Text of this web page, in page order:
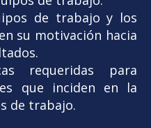
de trabajo y los
su motivación hacia
requeridas para
que inciden en la
de trabajo.